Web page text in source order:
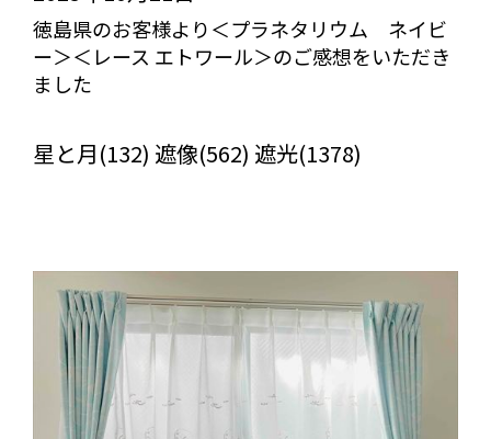
徳島県のお客様より＜プラネタリウム ネイビ
ー＞＜レース エトワール＞のご感想をいただき
ました
星と月(132) 遮像(562) 遮光(1378)